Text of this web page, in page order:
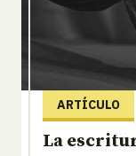
ARTÍCULO
La